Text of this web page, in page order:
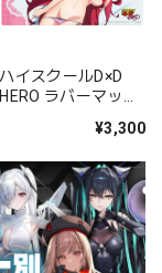
ハイスクールD×D
HERO ラバーマット
¥3,300